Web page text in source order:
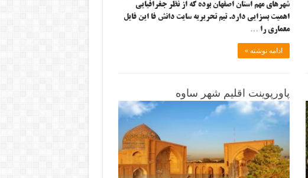
شهرهای مهم استان اصفهان بوده که از نظر جغرافیایی
اهمیت بسزایی دارد. تیم تحریریه سایت دانش فا این فایل
معماری را …
ادامه نوشته »
پاورپوینت اقلیم شهر ساوه